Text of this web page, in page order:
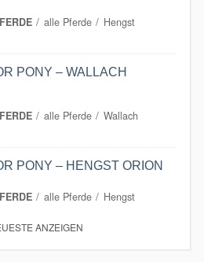
alle Pferde Hengst
PONY – WALLACH
alle Pferde Wallach
PONY – HENGST ORION
alle Pferde Hengst
ANZEIGEN